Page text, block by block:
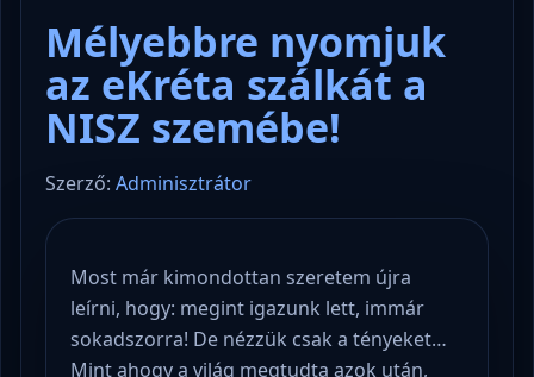
Mélyebbre nyomjuk
az eKréta szálkát a
NISZ szemébe!
Szerző: Adminisztrátor
Most már kimondottan szeretem újra
leírni, hogy: megint igazunk lett, immár
sokadszorra! De nézzük csak a tényeket…
Mint ahogy a világ megtudta azok után,